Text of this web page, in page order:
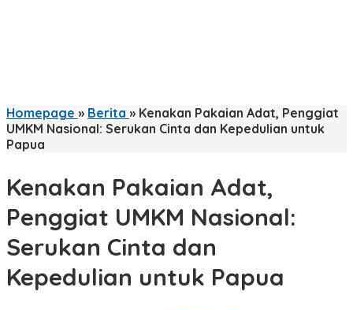
Homepage » Berita » Kenakan Pakaian Adat, Penggiat
UMKM Nasional: Serukan Cinta dan Kepedulian untuk
Papua
Kenakan Pakaian Adat,
Penggiat UMKM Nasional:
Serukan Cinta dan
Kepedulian untuk Papua